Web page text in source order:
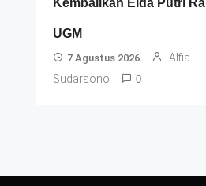
UGM
7 Agustus 2026
Alfia
Sudarsono
0